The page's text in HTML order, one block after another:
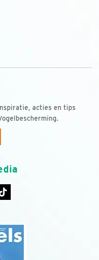
acties en tips